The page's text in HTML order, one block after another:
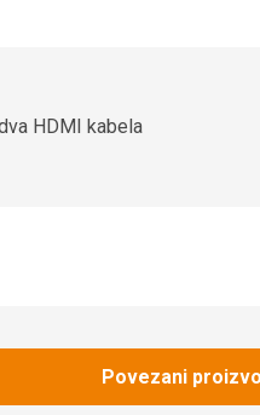
HDMI kabela
Povezani